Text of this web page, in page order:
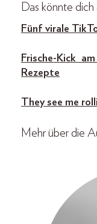
Das könnte
Fünf virale
Frische-Kick
Rezepte
They see me
Mehr über die